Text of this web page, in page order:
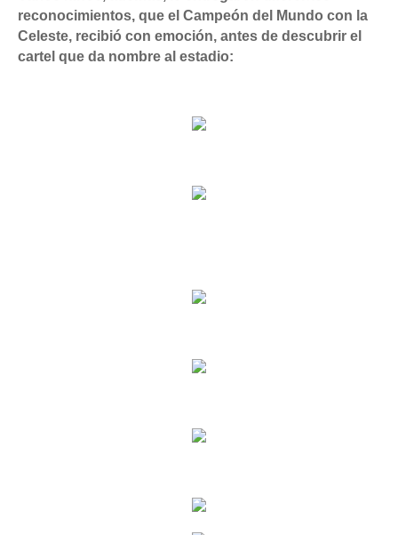
reconocimientos, que el Campeón del Mundo con la
Celeste, recibió con emoción, antes de descubrir el
cartel que da nombre al estadio: